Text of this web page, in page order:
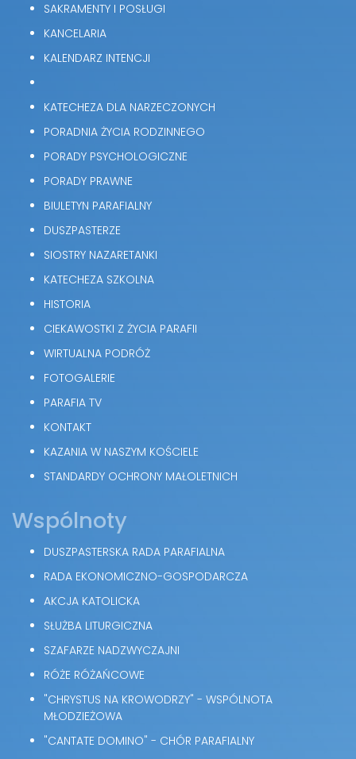
SAKRAMENTY I POSŁUGI
KANCELARIA
KALENDARZ INTENCJI
KATECHEZA DLA NARZECZONYCH
PORADNIA ŻYCIA RODZINNEGO
PORADY PSYCHOLOGICZNE
PORADY PRAWNE
BIULETYN PARAFIALNY
DUSZPASTERZE
SIOSTRY NAZARETANKI
KATECHEZA SZKOLNA
HISTORIA
CIEKAWOSTKI Z ŻYCIA PARAFII
WIRTUALNA PODRÓŻ
FOTOGALERIE
PARAFIA TV
KONTAKT
KAZANIA W NASZYM KOŚCIELE
STANDARDY OCHRONY MAŁOLETNICH
Wspólnoty
DUSZPASTERSKA RADA PARAFIALNA
RADA EKONOMICZNO-GOSPODARCZA
AKCJA KATOLICKA
SŁUŻBA LITURGICZNA
SZAFARZE NADZWYCZAJNI
RÓŻE RÓŻAŃCOWE
"CHRYSTUS NA KROWODRZY" - WSPÓLNOTA
MŁODZIEŻOWA
"CANTATE DOMINO" - CHÓR PARAFIALNY